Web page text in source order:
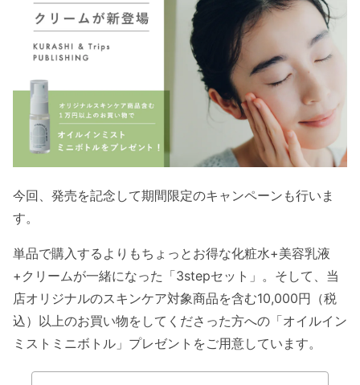
今回、発売を記念して期間限定のキャンペーンも行いま
す。
単品で購入するよりもちょっとお得な化粧水+美容乳液
+クリームが一緒になった「3stepセット」。そして、当
店オリジナルのスキンケア対象商品を含む10,000円（税
込）以上のお買い物をしてくださった方への「オイルイン
ミストミニボトル」プレゼントをご用意しています。